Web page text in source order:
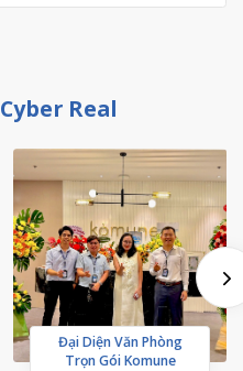
Cyber Real
Đại Diện Văn Phòng
Trọn Gói Komune